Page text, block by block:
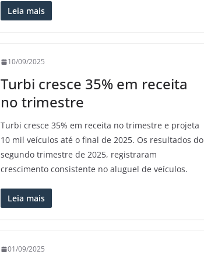
Leia mais
10/09/2025
Turbi cresce 35% em receita
no trimestre
Turbi cresce 35% em receita no trimestre e projeta
10 mil veículos até o final de 2025. Os resultados do
segundo trimestre de 2025, registraram
crescimento consistente no aluguel de veículos.
Leia mais
01/09/2025